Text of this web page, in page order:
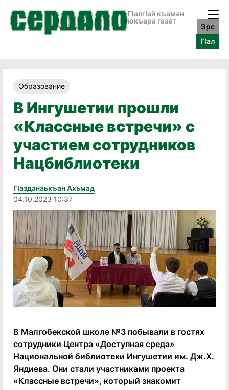
ГӀалгӀай къаман
юкъара газет
Эрс
ГӀал
Образование
В Ингушетии прошли
«Классные встречи» с
участием сотрудников
Нацбиблиотеки
Гӏазданаькъан Ахьмад
04.10.2023 10:37
В Малгобекской школе №3 побывали в гостях
сотрудники Центра «Доступная среда»
Национальной библиотеки Ингушетии им. Дж.Х.
Яндиева. Они стали участниками проекта
«Классные встречи», который знакомит